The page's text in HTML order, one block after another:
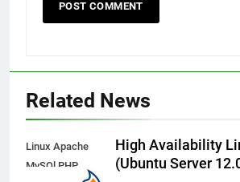
Related News
Linux Apache
MySQl PHP
High Availability
(Ubuntu Server